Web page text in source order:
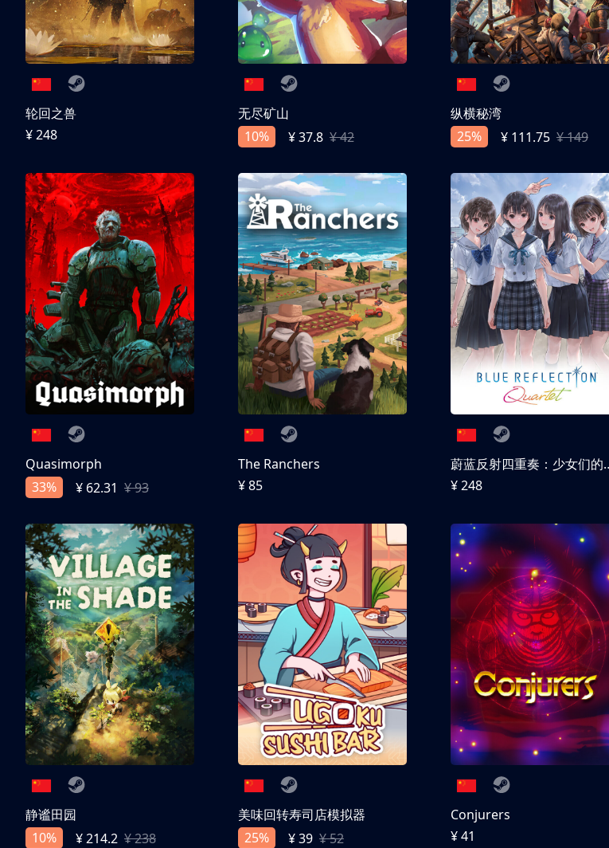
轮回之兽
¥ 248
无尽矿山
10%
¥ 37.8 ¥ 42
纵横秘湾
25%
¥ 111.75 ¥ 149
Quasimorph
33%
¥ 62.31 ¥ 93
The Ranchers
¥ 85
蔚蓝反射
¥ 248
静谧田园
10%
¥ 214.2 ¥ 238
美味回转寿司店模拟器
25%
¥ 39 ¥ 52
Conjurers
¥ 41